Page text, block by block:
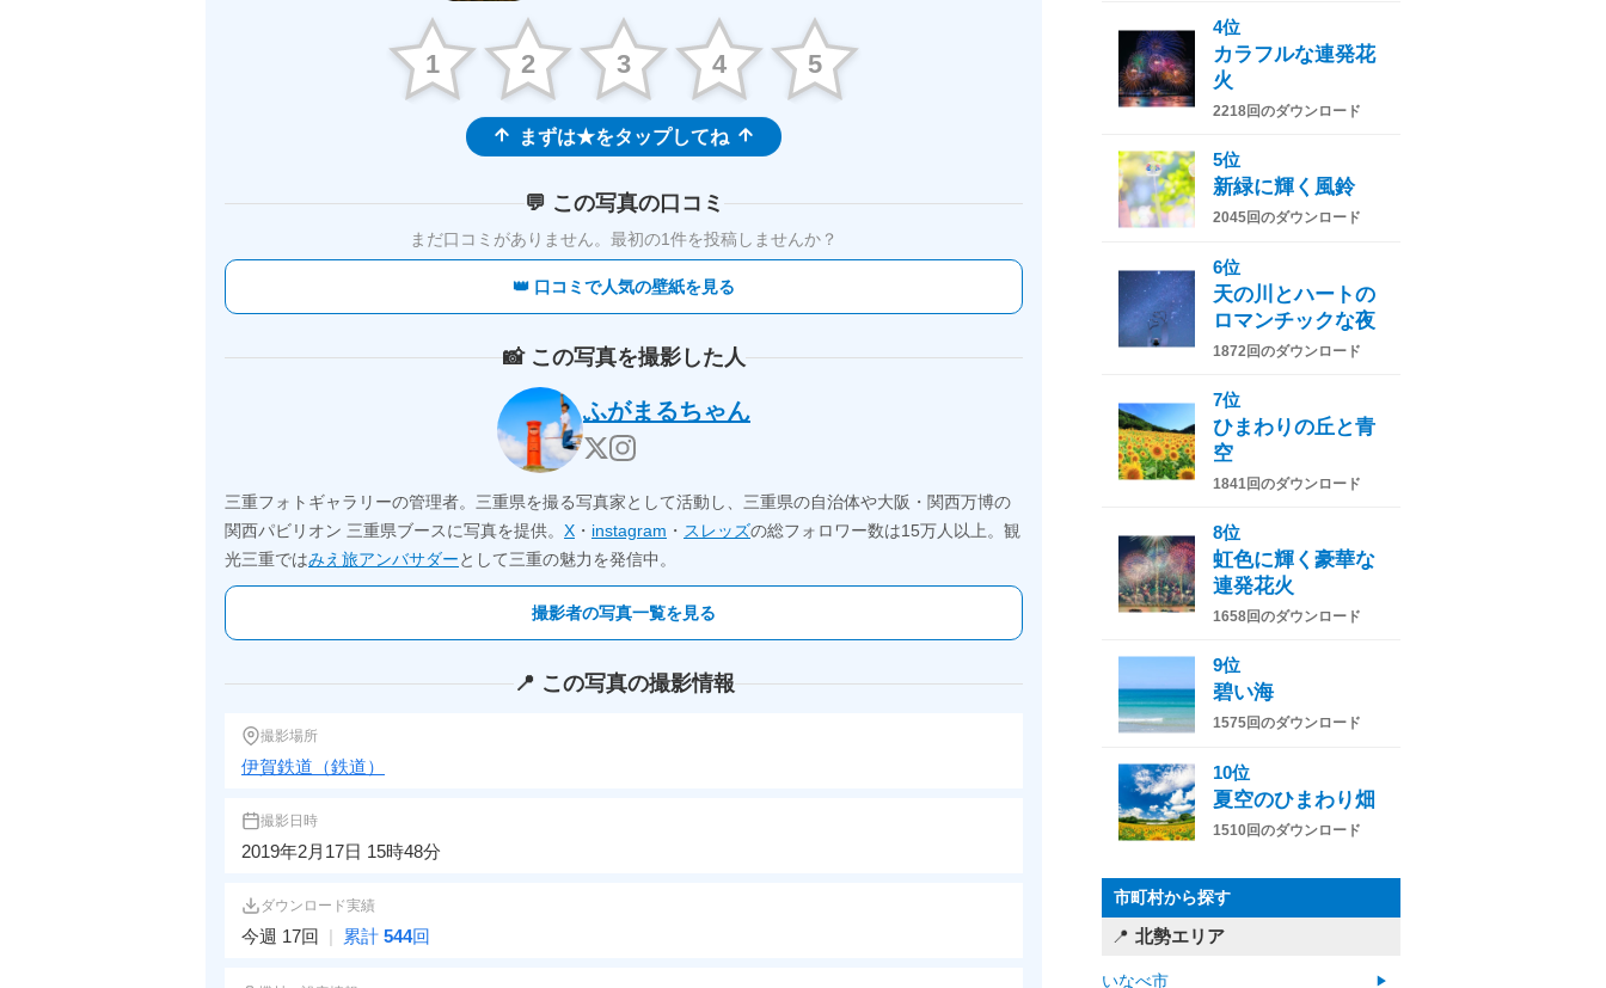
1 2 3 4 5
まずは★をタップしてね
💬 この写真の口コミ
まだ口コミがありません。 最初の1件を投稿しませんか？
👑 口コミで人気の壁紙を見る
📸 この写真を撮影した人
ふがまるちゃん
三重フォトギャラリーの管理者。三重県を撮る写真家として活動し、三重県の自治体や大阪・関西万博の
関西パビリオン 三重県ブースに写真を提供。 X ・ instagram ・ スレッズの総フォロワー数は15万人以上。観
光三重ではみえ旅アンバサダーとして三重の魅力を発信中。
撮影者の写真一覧を見る
📍 この写真の撮影情報
撮影場所
伊賀鉄道（鉄道）
撮影日時
2019年2月17日 15時48分
ダウンロード実績
今週 17回 | 累計 544回
4位
カラフルな連発花
火
2218回のダウンロード
5位
新緑に輝く風鈴
2045回のダウンロード
6位
天の川とハートの
ロマンチックな夜
1872回のダウンロード
7位
ひまわりの丘と青
空
1841回のダウンロード
8位
虹色に輝く豪華な
連発花火
1658回のダウンロード
9位
碧い海
1575回のダウンロード
10位
夏空のひまわり畑
1510回のダウンロード
市町村から探す
北勢エリア
いなべ市